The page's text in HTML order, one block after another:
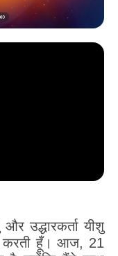
उद्धारकर्ता यीशु
करती हूँ। आज, 21